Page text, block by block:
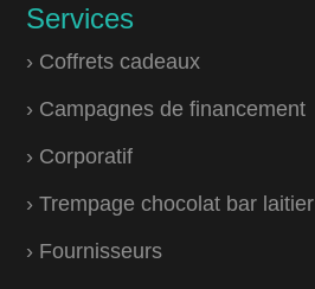
Services
› Coffrets cadeaux
› Campagnes de financement
› Corporatif
› Trempage chocolat bar laitier
› Fournisseurs